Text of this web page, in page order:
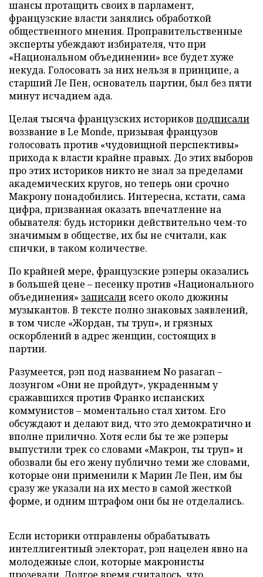
шансы протащить своих в парламент,
французские власти занялись обработкой
общественного мнения. Проправительственные
эксперты убеждают избирателя, что при
«Национальном объединении» все будет хуже
некуда. Голосовать за них нельзя в принципе, а
старший Ле Пен, основатель партии, был без пяти
минут исчадием ада.
Целая тысяча французских историков подписали
воззвание в Le Monde, призывая французов
голосовать против «чудовищной перспективы»
прихода к власти крайне правых. До этих выборов
про этих историков никто не знал за пределами
академических кругов, но теперь они срочно
Макрону понадобились. Интересна, кстати, сама
цифра, призванная оказать впечатление на
обывателя: будь историки действительно чем-то
значимым в обществе, их бы не считали, как
спички, в таком количестве.
По крайней мере, французские рэперы оказались
в большей цене – песенку против «Национального
объединения» записаливсего около дюжины
музыкантов. В тексте полно знаковых заявлений,
в том числе «Жордан, ты труп», и грязных
оскорблений в адрес женщин, состоящих в
партии.
Разумеется, рэп под названием No pasaran –
лозунгом «Они не пройдут», украденным у
сражавшихся против Франко испанских
коммунистов – моментально стал хитом. Его
обсуждают и делают вид, что это демократично и
вполне прилично. Хотя если бы те же рэперы
выпустили трек со словами «Макрон, ты труп» и
обозвали бы его жену публично теми же словами,
которые они применили к Марин Ле Пен, им бы
сразу же указали на их место в самой жесткой
форме, и одним штрафом они бы не отделались.
Если историки отправлены обрабатывать
интеллигентный электорат, рэп нацелен явно на
молодежные слои, которые макронисты